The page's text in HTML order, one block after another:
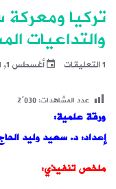
تركيا
والتداعيات
1 التعليقات أغسطس 1, 2021
عدد المشاهدات:2٬030
ورقة علمية:
إعداد: د. سعيد وليد
ملخص تنفيذي: